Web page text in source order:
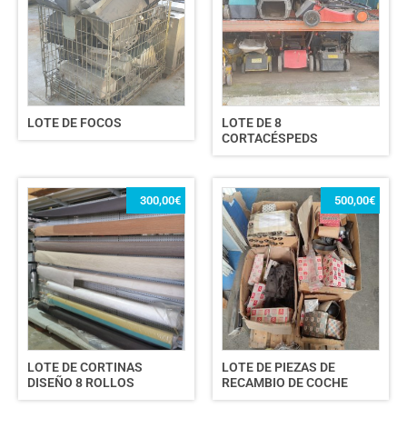
LOTE DE FOCOS
LOTE DE 8
CORTACÉSPEDS
LOTE DE CORTINAS
DISEÑO 8 ROLLOS
300,00€
LOTE DE PIEZAS DE
RECAMBIO DE COCHE
500,00€